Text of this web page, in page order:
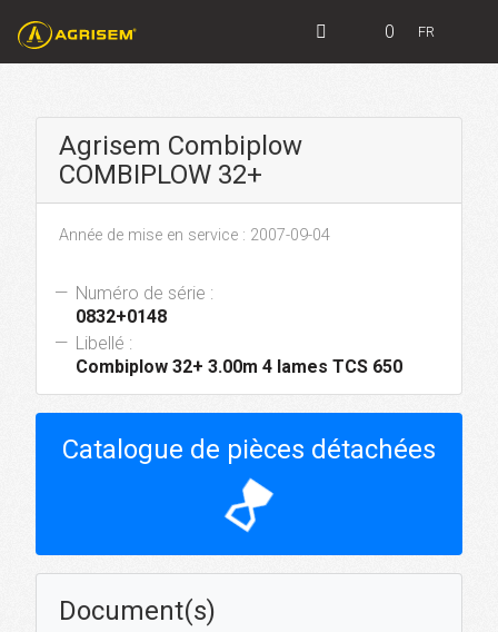
0 FR
Agrisem Combiplow
COMBIPLOW 32+
Année de mise en service : 2007-09-04
Numéro de série :
0832+0148
Libellé :
Combiplow 32+ 3.00m 4 lames TCS 650
Catalogue de pièces détachées
hourglass_top
Document(s)